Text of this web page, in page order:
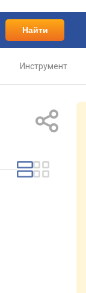
Найти
Инструмент